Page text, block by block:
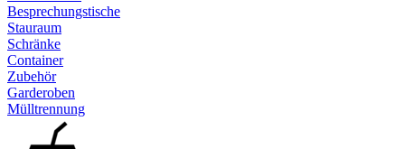
Besprechungstische
Stauraum
Schränke
Container
Zubehör
Garderoben
Mülltrennung